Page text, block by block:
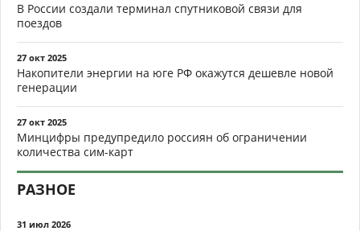
В России создали терминал спутниковой связи для
поездов
27 окт 2025
Накопители энергии на юге РФ окажутся дешевле новой
генерации
27 окт 2025
Минцифры предупредило россиян об ограничении
количества сим-карт
РАЗНОЕ
31 июл 2026